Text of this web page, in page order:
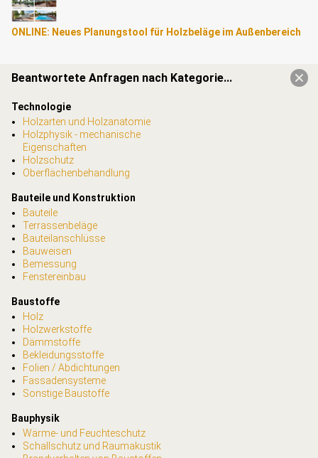
ONLINE: Neues Planungstool für Holzbeläge im Außenbereich
Beantwortete Anfragen nach Kategorie...
Technologie
Holzarten und Holzanatomie
Holzphysik - mechanische
Eigenschaften
Holzschutz
Oberflächenbehandlung
Bauteile und Konstruktion
Bauteile
Terrassenbeläge
Bauteilanschlüsse
Bauweisen
Bemessung
Fenstereinbau
Baustoffe
Holz
Holzwerkstoffe
Dämmstoffe
Bekleidungsstoffe
Folien / Abdichtungen
Fassadensysteme
Sonstige Baustoffe
Bauphysik
Wärme- und Feuchteschutz
Schallschutz und Raumakustik